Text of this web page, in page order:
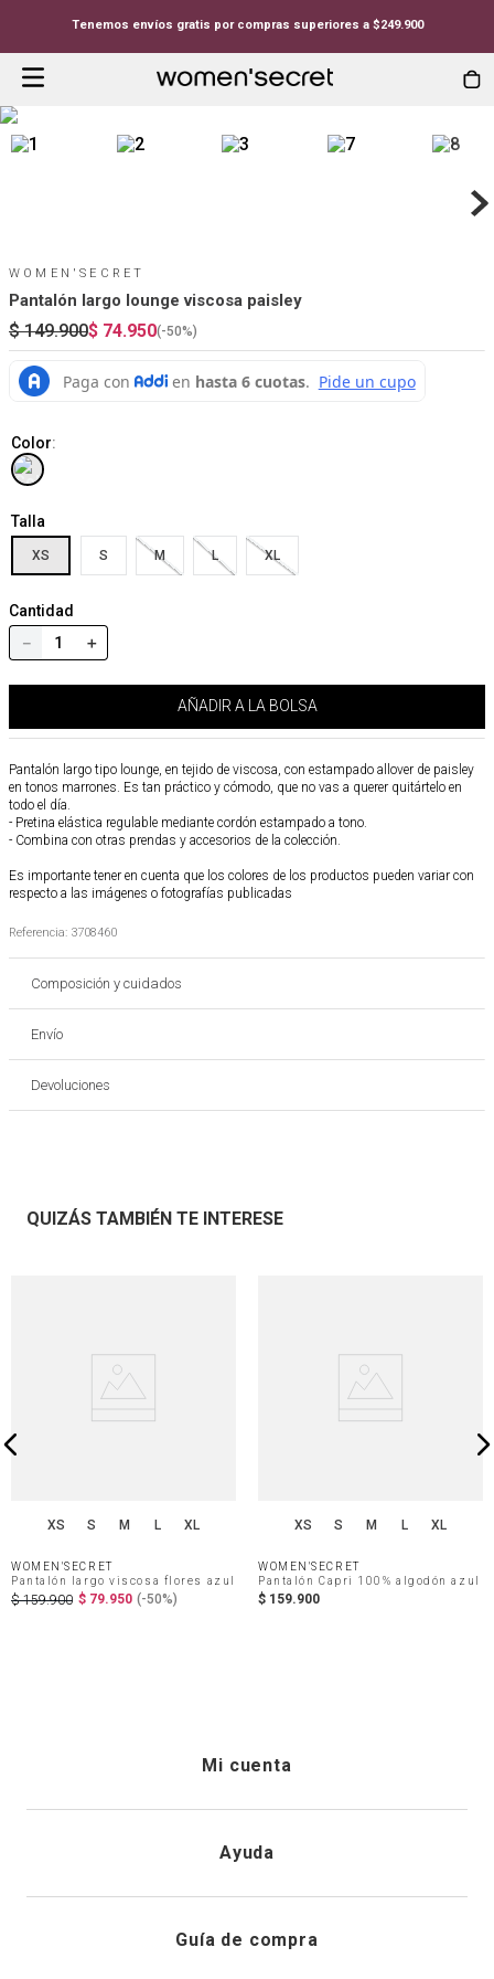
Tenemos envíos gratis por compras superiores a $249.900
WOMEN'SECRET
Pantalón largo lounge viscosa paisley
$ 149.900$ 74.950(-50%)
Color:
Talla
XS S M L XL
Cantidad
＋
－
AÑADIR A LA BOLSA
Pantalón largo tipo lounge, en tejido de viscosa, con estampado allover de paisley
en tonos marrones. Es tan práctico y cómodo, que no vas a querer quitártelo en
todo el día.
- Pretina elástica regulable mediante cordón estampado a tono.
- Combina con otras prendas y accesorios de la colección.
Es importante tener en cuenta que los colores de los productos pueden variar con
respecto a las imágenes o fotografías publicadas
Referencia: 3708460
Composición y cuidados
Envío
Devoluciones
QUIZÁS TAMBIÉN TE INTERESE
XS S M L XL
WOMEN'SECRET
Pantalón largo viscosa flores azul
$ 159.900 $ 79.950 (-50%)
XS S M L XL
WOMEN'SECRET
Pantalón Capri 100% algodón azul
$ 159.900
Mi cuenta
Registrarme
Ayuda
Guía de compra